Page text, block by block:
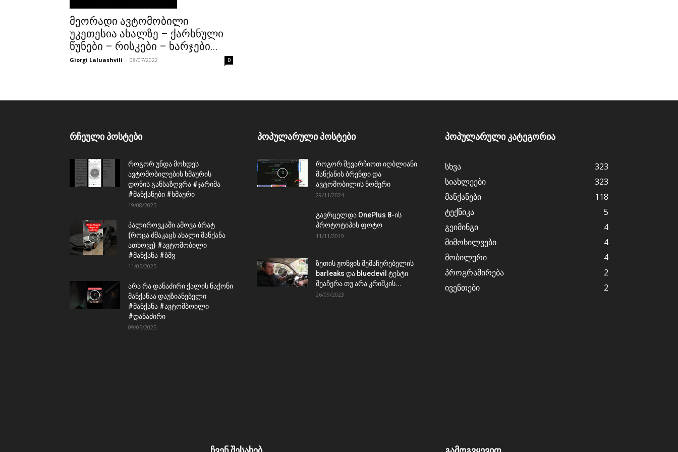
მეორადი ავტომობილი
უკეთესია ახალზე – ქარხნული
წუნები – რისკები – ხარჯები...
Giorgi Laluashvili - 08/07/2022 0
რჩეული პოსტები
როგორ უნდა მოხდეს
ავტომობილების ხმაურის
დონის განსაზღვრა #ჯარიმა
#მანქანები #ხმაური
19/08/2025
პალიროვკაში ამოვა ბრატ
(როცა ძმაკაცს ახალი მანქანა
ათხოვე) #ავტომობილი
#მანქანა #ბმვ
11/05/2025
არა რა დანაძირი ქალის ნაქონი
მანქანაა დაუზიანებელი
#მანქანა #ავტომბოილი
#დანაძირი
09/05/2025
პოპულარული პოსტები
როგორ შევარჩიოთ იღბლიანი
მანქანის ბრენდი და
ავტომობილის ნომერი
29/11/2024
გავრცელდა OnePlus 8-ის
პროტოტიპის ფოტო
11/11/2019
ზეთის ჟონვის შემაჩერებელის
barleaks და bluedevil ტესტი
შეაჩერა თუ არა კრიშკის...
26/09/2023
პოპულარული კატეგორია
სხვა
323
სიახლეები
323
მანქანები
118
ტექნიკა
5
გეიმინგი
4
მიმოხილვები
4
მობილური
4
პროგრამირება
2
ივენთები
2